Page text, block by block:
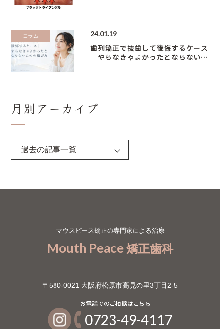
コラム 24.01.19
歯列矯正で抜歯して後悔するケース
｜やらなきゃよかったとならないた
月別アーカイブ
マウスピース矯正の専門家による治療
Mouth Peace矯正歯科
〒580-0021 大阪府松原市高見の里3丁目2-5
0723-49-4117